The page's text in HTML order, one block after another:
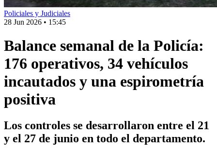
Policiales y Judiciales
28 Jun 2026 • 15:45
Balance semanal de la Policía:
176 operativos, 34 vehículos
incautados y una espirometría
positiva
Los controles se desarrollaron entre el 21
y el 27 de junio en todo el departamento.